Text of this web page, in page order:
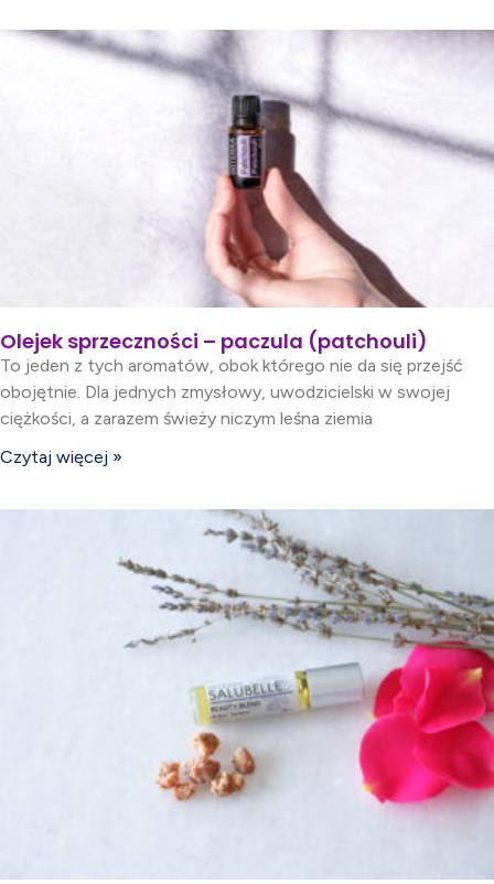
Olejek sprzeczności – paczula (patchouli)
To jeden z tych aromatów, obok którego nie da się przejść
obojętnie. Dla jednych zmysłowy, uwodzicielski w swojej
ciężkości, a zarazem świeży niczym leśna ziemia
Czytaj więcej »